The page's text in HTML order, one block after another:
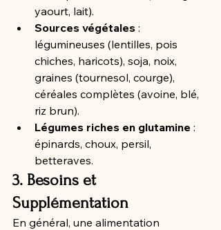
yaourt, lait).
Sources végétales :
légumineuses (lentilles, pois
chiches, haricots), soja, noix,
graines (tournesol, courge),
céréales complètes (avoine, blé,
riz brun).
Légumes riches en glutamine :
épinards, choux, persil,
betteraves.
3. Besoins et
Supplémentation
En général, une alimentation